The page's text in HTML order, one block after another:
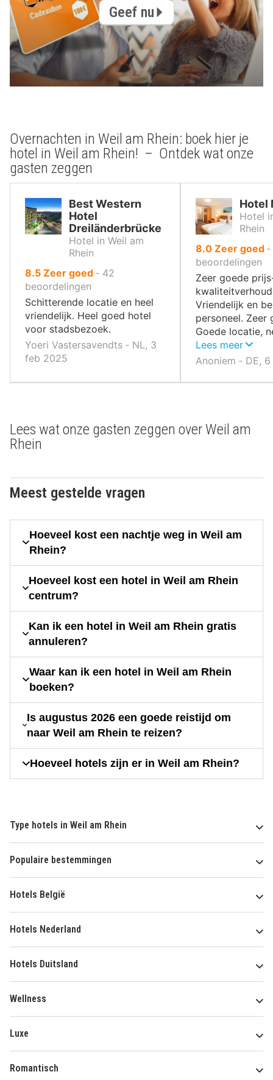
Geef nu
Overnachten in Weil am Rhein: boek hier je
hotel in Weil am Rhein! – Ontdek wat onze
gasten zeggen
Best Western
Hotel
Dreiländerbrücke
Hotel in Weil am
Rhein
8.5uit
10
,
Zeer goed ‐ 42
beoordelingen
Schitterende locatie en heel
vriendelijk. Heel goed hotel
voor stadsbezoek.
Yoeri Vastersavendts ‐ NL, 3
feb 2025
Hotel
Hotel
Rhein
8.0uit
10
,
Zeer goed ‐
beoordelingen
Zeer goede
Vriendelijk en
personeel. Zeer
Goede locatie,
grens.
Lees meer
Anoniem ‐ DE,
Lees wat onze gasten zeggen over Weil am
Rhein
Meest gestelde vragen
Hoeveel kost een nachtje weg in Weil am
Rhein?
Hoeveel kost een hotel in Weil am Rhein
centrum?
Kan ik een hotel in Weil am Rhein gratis
annuleren?
Waar kan ik een hotel in Weil am Rhein
boeken?
Is augustus 2026 een goede reistijd om
naar Weil am Rhein te reizen?
Hoeveel hotels zijn er in Weil am Rhein?
Type hotels in Weil am Rhein
Populaire bestemmingen
Hotels België
Hotels Nederland
Hotels Duitsland
Wellness
Luxe
Romantisch